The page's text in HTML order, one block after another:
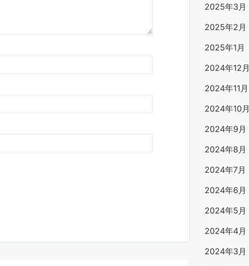
2025年3月
2025年2月
2025年1月
2024年12月
2024年11月
2024年10月
2024年9月
2024年8月
2024年7月
2024年6月
2024年5月
2024年4月
2024年3月